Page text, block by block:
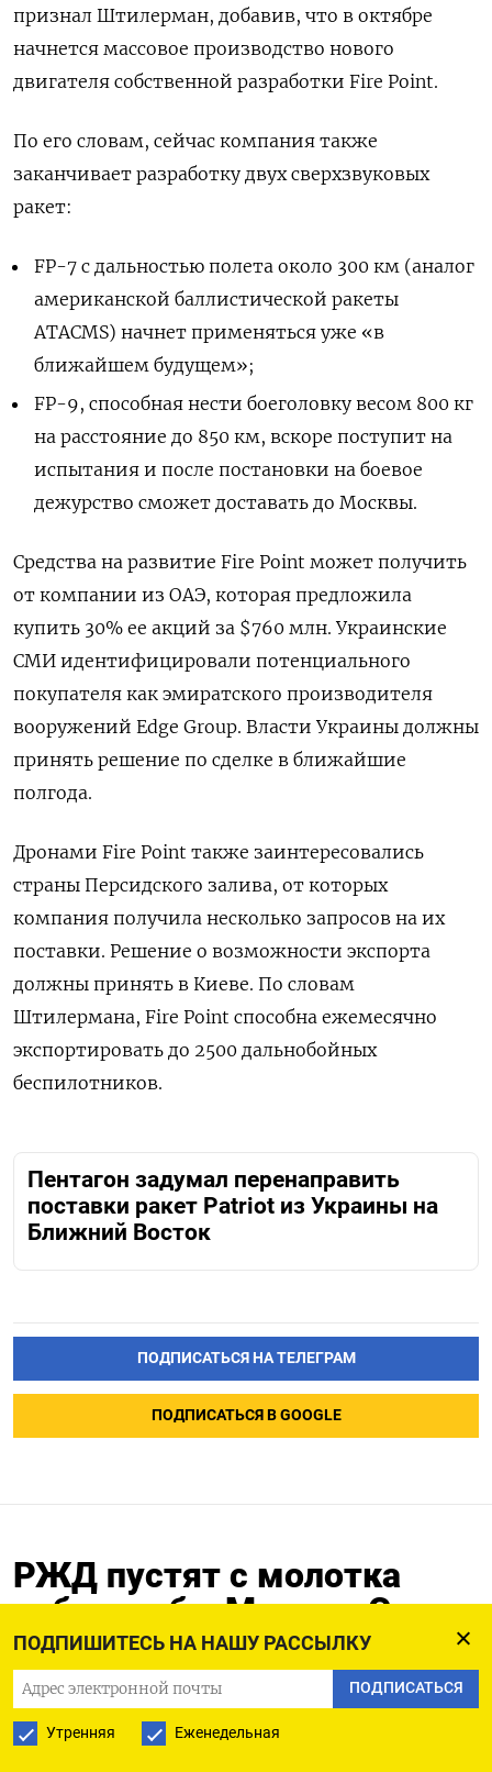
ПОДПИШИТЕСЬ НА НАШУ РАССЫЛКУ
ПОДПИСАТЬСЯ
Утренняя Еженедельная
признал Штилерман, добавив, что в октябре
начнется массовое производство нового
двигателя собственной разработки Fire Point.
По его словам, сейчас компания также
заканчивает разработку двух сверхзвуковых
ракет:
FP-7 с дальностью полета около 300 км (аналог
американской баллистической ракеты
ATACMS) начнет применяться уже «в
ближайшем будущем»;
FP-9, способная нести боеголовку весом 800 кг
на расстояние до 850 км, вскоре поступит на
испытания и после постановки на боевое
дежурство сможет доставать до Москвы.
Средства на развитие Fire Point может получить
от компании из ОАЭ, которая предложила
купить 30% ее акций за $760 млн. Украинские
СМИ идентифицировали потенциального
покупателя как эмиратского производителя
вооружений Edge Group. Власти Украины должны
принять решение по сделке в ближайшие
полгода.
Дронами Fire Point также заинтересовались
страны Персидского залива, от которых
компания получила несколько запросов на их
поставки. Решение о возможности экспорта
должны принять в Киеве. По словам
Штилермана, Fire Point способна ежемесячно
экспортировать до 2500 дальнобойных
беспилотников.
Пентагон задумал перенаправить
поставки ракет Patriot из Украины на
Ближний Восток
ПОДПИСАТЬСЯ НА ТЕЛЕГРАМ
ПОДПИСАТЬСЯ В GOOGLE
РЖД пустят с молотка
небоскреб в Москва-Сити,
чтобы расплатиться с
долгами
06.04.2026